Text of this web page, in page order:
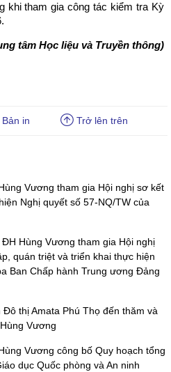
khi tham gia công tác kiểm tra Kỳ
tâm Học liệu và Truyền thông)
in Trở lên trên
Vương tham gia Hội nghị sơ kết
Nghị quyết số 57-NQ/TW của
Hùng Vương tham gia Hội nghị
quán triệt và triển khai thực hiện
Ban Chấp hành Trung ương Đảng
Đô thị Amata Phú Thọ đến thăm và
Vương
Vương công bố Quy hoạch tổng
dục Quốc phòng và An ninh